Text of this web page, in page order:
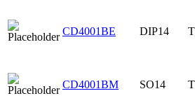
CD4001BE DIP14
CD4001BM SO14